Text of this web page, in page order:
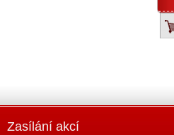
Zasílání akcí